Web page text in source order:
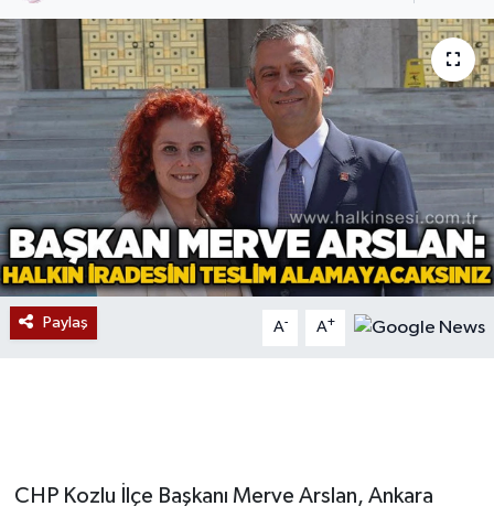
Paylaş A- A+
CHP Kozlu İlçe Başkanı Merve Arslan, Ankara
BİLİM VE TEKNOLOJİ
DUNYA
Düzce
Eğitim
Ekonomi
Genel
İş ilanı